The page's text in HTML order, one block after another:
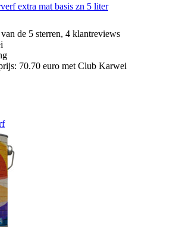
extra mat basis zn 5 liter
de 5 sterren, 4 klantreviews
70.70 euro met Club Karwei